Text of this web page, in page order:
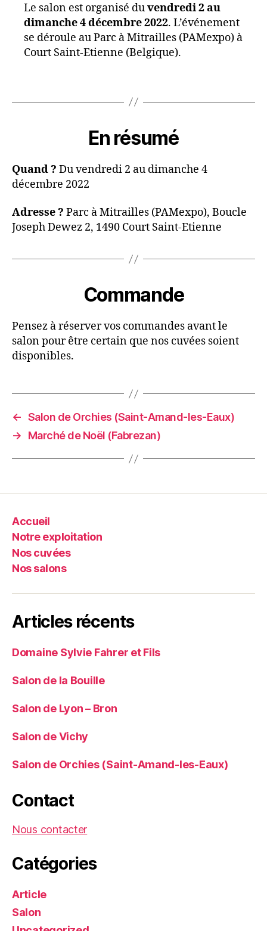
Le salon est organisé duvendredi 2 au
dimanche 4 décembre 2022. L’événement
se déroule au Parc à Mitrailles (PAMexpo) à
Court Saint-Etienne (Belgique).
En résumé
Quand ? Du vendredi 2 au dimanche 4
décembre 2022
Adresse ? Parc à Mitrailles (PAMexpo), Boucle
Joseph Dewez 2, 1490 Court Saint-Etienne
Commande
Pensez à réserver vos commandes avant le
salon pour être certain que nos cuvées soient
disponibles.
← Salon de Orchies (Saint-Amand-les-Eaux)
→
Marché de Noël (Fabrezan)
Accueil
Notre exploitation
Nos cuvées
Nos salons
Articles récents
Domaine Sylvie Fahrer et Fils
Salon de la Bouille
Salon de Lyon – Bron
Salon de Vichy
Salon de Orchies (Saint-Amand-les-Eaux)
Contact
Nous contacter
Catégories
Article
Salon